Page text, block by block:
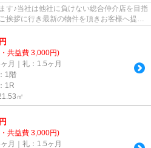
す♪当社は他社に負けない総合仲介店を目指
挨拶に行き最新の物件を頂きお客様へ提供
円
共益費 3,000円)
月｜礼：1.5ヶ月
1階
1R
㎡
円
共益費 3,000円)
月｜礼：1.5ヶ月